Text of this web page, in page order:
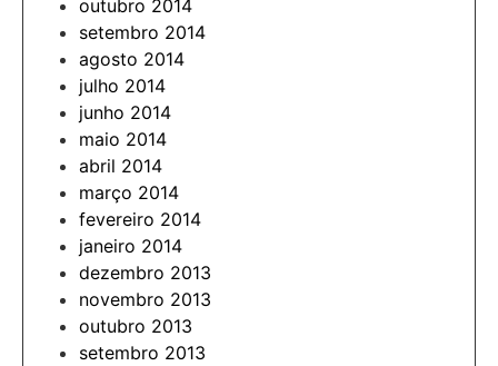
outubro 2014
setembro 2014
agosto 2014
julho 2014
junho 2014
maio 2014
abril 2014
março 2014
fevereiro 2014
janeiro 2014
dezembro 2013
novembro 2013
outubro 2013
setembro 2013